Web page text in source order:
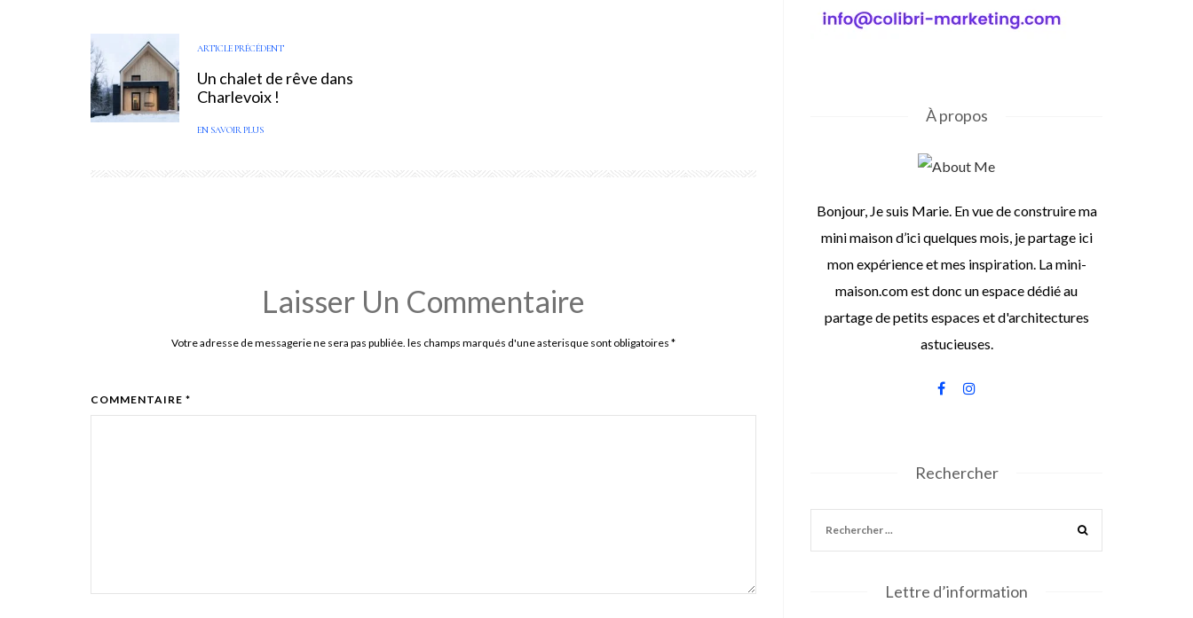
ARTICLE PRÉCÉDENT
Un chalet de rêve dans
Charlevoix !
EN SAVOIR PLUS
Laisser Un Commentaire
Votre adresse de messagerie ne sera pas publiée. les champs marqués d'une asterisque sont obligatoires *
COMMENTAIRE *
À propos
Bonjour, Je suis Marie. En vue de construire ma
mini maison d’ici quelques mois, je partage ici
mon expérience et mes inspiration. La mini-
maison.com est donc un espace dédié au
partage de petits espaces et d'architectures
astucieuses.
Rechercher
Lettre d’information